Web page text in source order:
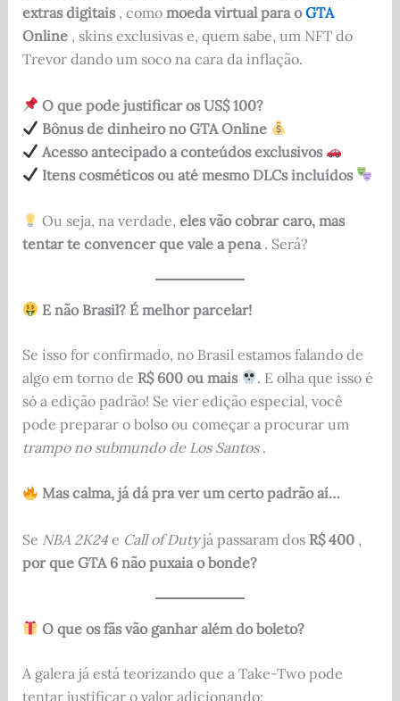
extras digitais, como moeda virtual para oGTA
Online, skins exclusivas e, quem sabe, um NFT do
Trevor dando um soco na cara da inflação.
O que pode justificar os US$ 100?
Bônus de dinheiro no GTA Online
Acesso antecipado a conteúdos exclusivos
Itens cosméticos ou até mesmo DLCs incluídos
Ou seja, na verdade, eles vão cobrar caro, mas
tentar te convencer que vale a pena. Será?
E não Brasil? É melhor parcelar!
Se isso for confirmado, no Brasil estamos falando de
algo em torno de R$ 600 ou mais
. E olha que isso é
só a edição padrão! Se vier edição especial, você
pode preparar o bolso ou começar a procurar um
trampo no submundo de Los Santos.
Mas calma, já dá pra ver um certo padrão aí…
Se NBA 2K24e Call of Dutyjá passaram dos R$ 400,
por que GTA 6 não puxaia o bonde?
O que os fãs vão ganhar além do boleto?
A galera já está teorizando que a Take-Two pode
tentar justificar o valor adicionando: